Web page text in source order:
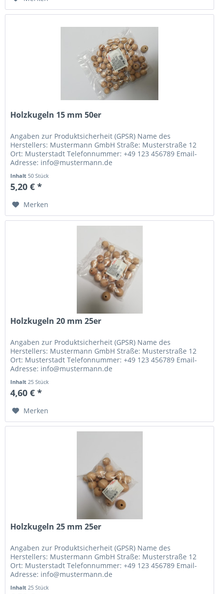
Holzkugeln 15 mm 50er
Angaben zur Produktsicherheit (GPSR) Name des
Herstellers: Mustermann GmbH Straße: Musterstraße 12
Ort: Musterstadt Telefonnummer: +49 123 456789 Email-
Adresse: info@mustermann.de
Inhalt 50 Stück
5,20 € *
Merken
Holzkugeln 20 mm 25er
Angaben zur Produktsicherheit (GPSR) Name des
Herstellers: Mustermann GmbH Straße: Musterstraße 12
Ort: Musterstadt Telefonnummer: +49 123 456789 Email-
Adresse: info@mustermann.de
Inhalt 25 Stück
4,60 € *
Merken
Holzkugeln 25 mm 25er
Angaben zur Produktsicherheit (GPSR) Name des
Herstellers: Mustermann GmbH Straße: Musterstraße 12
Ort: Musterstadt Telefonnummer: +49 123 456789 Email-
Adresse: info@mustermann.de
Inhalt25 Stück